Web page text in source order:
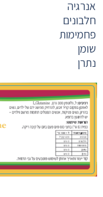
אנרגיה
חלבונים
פחמימות
שומן
נתרן